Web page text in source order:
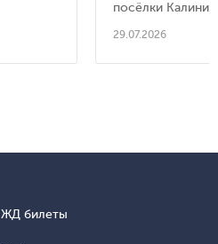
посёлки
29.07.2026
ЖД билеты